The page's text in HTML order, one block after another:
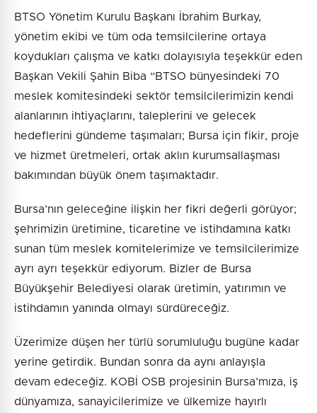
BTSO Yönetim Kurulu Başkanı İbrahim Burkay,
yönetim ekibi ve tüm oda temsilcilerine ortaya
koydukları çalışma ve katkı dolayısıyla teşekkür eden
Başkan Vekili Şahin Biba “BTSO bünyesindeki 70
meslek komitesindeki sektör temsilcilerimizin kendi
alanlarının ihtiyaçlarını, taleplerini ve gelecek
hedeflerini gündeme taşımaları; Bursa için fikir, proje
ve hizmet üretmeleri, ortak aklın kurumsallaşması
bakımından büyük önem taşımaktadır.
Bursa’nın geleceğine ilişkin her fikri değerli görüyor;
şehrimizin üretimine, ticaretine ve istihdamına katkı
sunan tüm meslek komitelerimize ve temsilcilerimize
ayrı ayrı teşekkür ediyorum. Bizler de Bursa
Büyükşehir Belediyesi olarak üretimin, yatırımın ve
istihdamın yanında olmayı sürdüreceğiz.
Üzerimize düşen her türlü sorumluluğu bugüne kadar
yerine getirdik. Bundan sonra da aynı anlayışla
devam edeceğiz. KOBİ OSB projesinin Bursa’mıza, iş
dünyamıza, sanayicilerimize ve ülkemize hayırlı